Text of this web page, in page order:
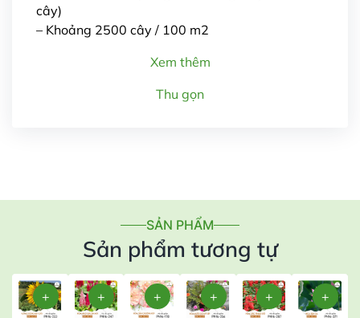
cây)
– Khoảng 2500 cây / 100 m2
Xem thêm
Thu gọn
SẢN PHẨM
Sản phẩm tương tự
Gửi thông tin